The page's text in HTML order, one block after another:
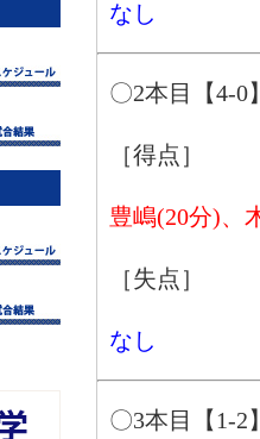
なし
〇2本目【4-0
［得点］
豊嶋(20分)、
［失点］
なし
〇3本目【1-2